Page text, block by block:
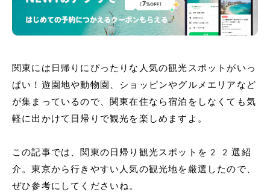
関東には日帰りにぴったりな人気の観光スポットがいっ
ぱい！遊園地や動物園、ショッピンやグルメエリアなど
が集まっているので、関東在住なら宿泊をしなくても気
軽に出かけて日帰りで観光を楽しめますよ。
この記事では、関東の日帰り観光スポットを22選紹
介。東京から行きやすい人気の観光地を厳選したので、
ぜひ参考にしてくださいね。